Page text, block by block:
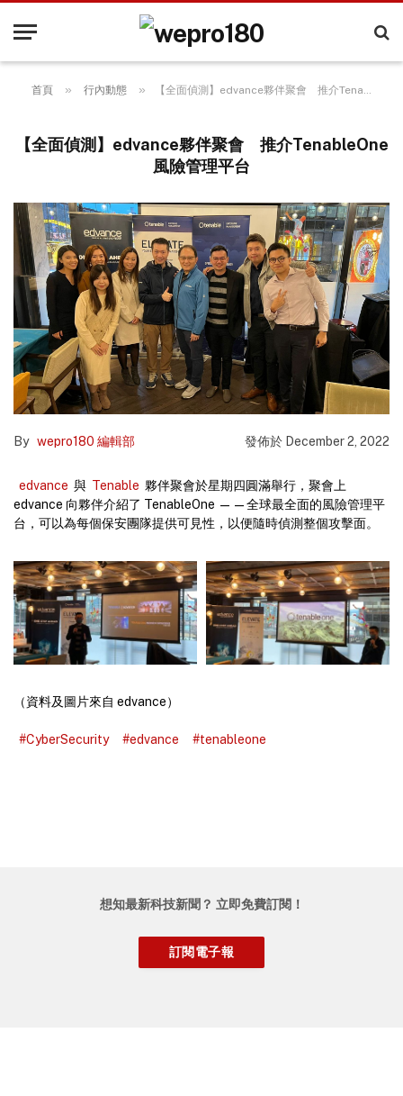
首頁 » 行內動態 » 【全面偵測】edvance夥伴聚會 推介TenableOne風險管理平台
【全面偵測】edvance夥伴聚會 推介TenableOne
風險管理平台
By wepro180 編輯部 發佈於 December 2, 2022
edvance 與 Tenable 夥伴聚會於星期四圓滿舉行，聚會上
edvance 向夥伴介紹了 TenableOne ——全球最全面的風險管理平
台，可以為每個保安團隊提供可見性，以便隨時偵測整個攻擊面。
（資料及圖片來自 edvance）
#CyberSecurity #edvance #tenableone
想知最新科技新聞？ 立即免費訂閱！